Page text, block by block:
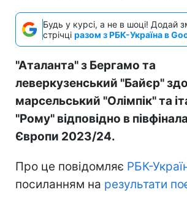
Будь у курсі, а не в шоці! Додай
стрічці разом з РБК-Україна в
"Аталанта" з Бергамо та
леверкузенський "Байєр"
марсельський "Олімпік" та
"Рому" відповідно в
Європи 2023/24.
Про це повідомляє РБК-
посиланням на результати